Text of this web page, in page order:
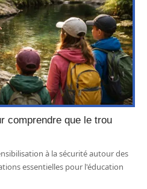
comprendre que le trou
à la sécurité autour des
essentielles pour l'éducation